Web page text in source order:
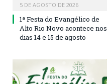
5 DE AGOSTO DE 2026
1ª Festa do Evangélico de
Alto Rio Novo acontece nos
dias 14 e 15 de agosto